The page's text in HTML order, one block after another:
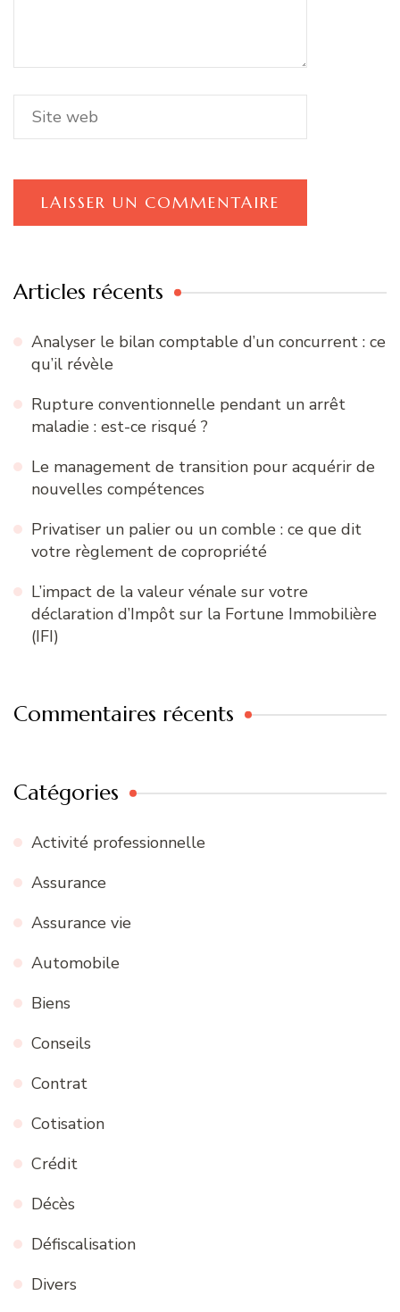
Articles récents
Analyser le bilan comptable d’un concurrent : ce
qu’il révèle
Rupture conventionnelle pendant un arrêt
maladie : est-ce risqué ?
Le management de transition pour acquérir de
nouvelles compétences
Privatiser un palier ou un comble : ce que dit
votre règlement de copropriété
L’impact de la valeur vénale sur votre
déclaration d’Impôt sur la Fortune Immobilière
(IFI)
Commentaires récents
Catégories
Activité professionnelle
Assurance
Assurance vie
Automobile
Biens
Conseils
Contrat
Cotisation
Crédit
Décès
Défiscalisation
Divers